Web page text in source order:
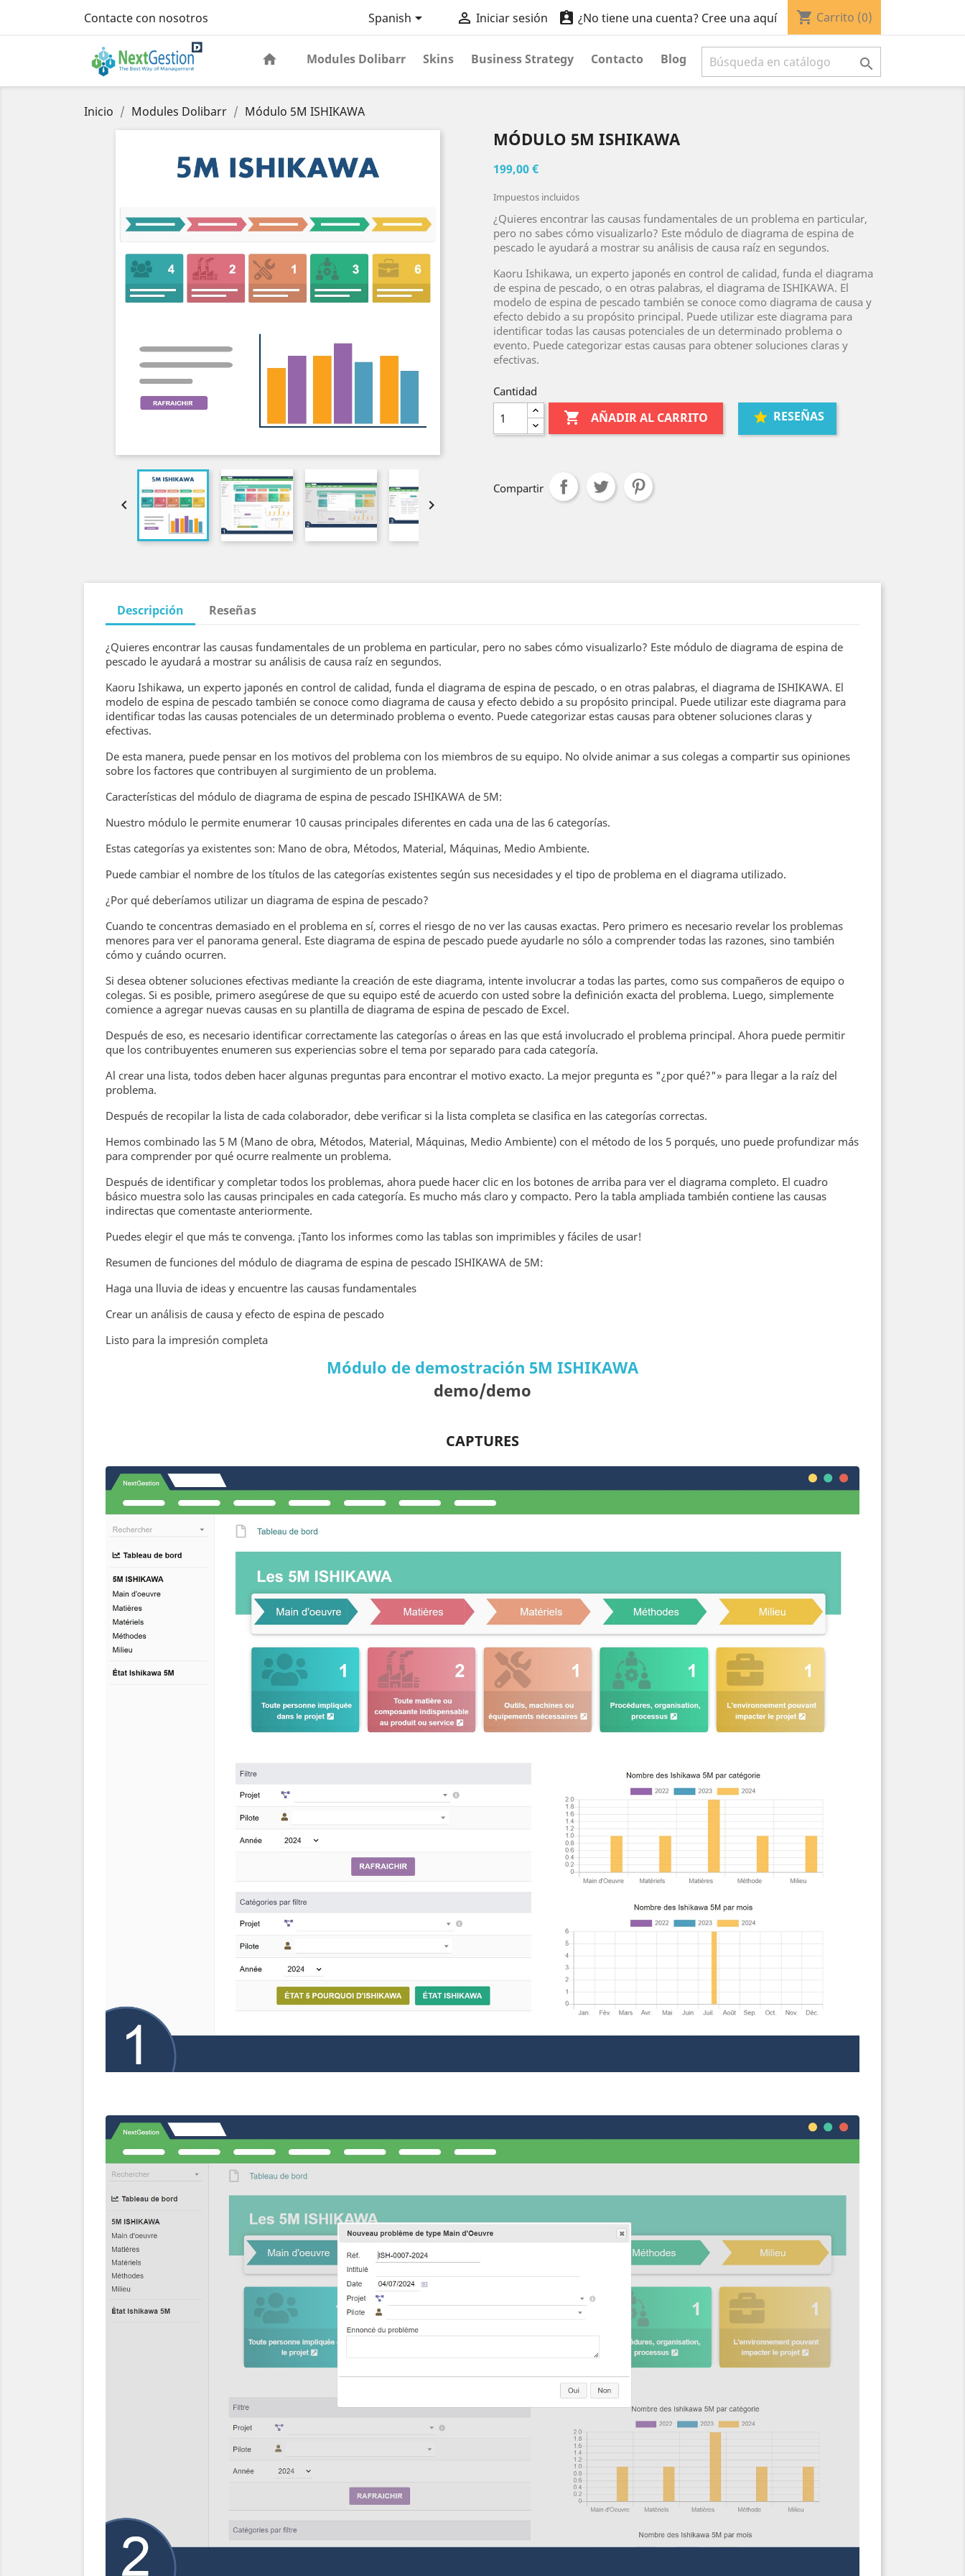
Contacte con nosotros Spanish  Iniciar sesión  ¿No tiene una cuenta? Cree una aquí shopping_cart Carrito (0)
Modules Dolibarr Skins Business Strategy Contacto Blog 
Inicio Modules Dolibarr Módulo 5M ISHIKAWA
 
MÓDULO 5M ISHIKAWA
199,00 €
Impuestos incluidos
¿Quieres encontrar las causas fundamentales de un problema en particular,
pero no sabes cómo visualizarlo? Este módulo de diagrama de espina de
pescado le ayudará a mostrar su análisis de causa raíz en segundos.
Kaoru Ishikawa, un experto japonés en control de calidad, funda el diagrama
de espina de pescado, o en otras palabras, el diagrama de ISHIKAWA. El
modelo de espina de pescado también se conoce como diagrama de causa y
efecto debido a su propósito principal. Puede utilizar este diagrama para
identificar todas las causas potenciales de un determinado problema o
evento. Puede categorizar estas causas para obtener soluciones claras y
efectivas.
Cantidad
 AÑADIR AL CARRITO RESEÑAS
Compartir
Descripción Reseñas
¿Quieres encontrar las causas fundamentales de un problema en particular, pero no sabes cómo visualizarlo? Este módulo de diagrama de espina de
pescado le ayudará a mostrar su análisis de causa raíz en segundos.
Kaoru Ishikawa, un experto japonés en control de calidad, funda el diagrama de espina de pescado, o en otras palabras, el diagrama de ISHIKAWA. El
modelo de espina de pescado también se conoce como diagrama de causa y efecto debido a su propósito principal. Puede utilizar este diagrama para
identificar todas las causas potenciales de un determinado problema o evento. Puede categorizar estas causas para obtener soluciones claras y
efectivas.
De esta manera, puede pensar en los motivos del problema con los miembros de su equipo. No olvide animar a sus colegas a compartir sus opiniones
sobre los factores que contribuyen al surgimiento de un problema.
Características del módulo de diagrama de espina de pescado ISHIKAWA de 5M:
Nuestro módulo le permite enumerar 10 causas principales diferentes en cada una de las 6 categorías.
Estas categorías ya existentes son: Mano de obra, Métodos, Material, Máquinas, Medio Ambiente.
Puede cambiar el nombre de los títulos de las categorías existentes según sus necesidades y el tipo de problema en el diagrama utilizado.
¿Por qué deberíamos utilizar un diagrama de espina de pescado?
Cuando te concentras demasiado en el problema en sí, corres el riesgo de no ver las causas exactas. Pero primero es necesario revelar los problemas
menores para ver el panorama general. Este diagrama de espina de pescado puede ayudarle no sólo a comprender todas las razones, sino también
cómo y cuándo ocurren.
Si desea obtener soluciones efectivas mediante la creación de este diagrama, intente involucrar a todas las partes, como sus compañeros de equipo o
colegas. Si es posible, primero asegúrese de que su equipo esté de acuerdo con usted sobre la definición exacta del problema. Luego, simplemente
comience a agregar nuevas causas en su plantilla de diagrama de espina de pescado de Excel.
Después de eso, es necesario identificar correctamente las categorías o áreas en las que está involucrado el problema principal. Ahora puede permitir
que los contribuyentes enumeren sus experiencias sobre el tema por separado para cada categoría.
Al crear una lista, todos deben hacer algunas preguntas para encontrar el motivo exacto. La mejor pregunta es "¿por qué?"» para llegar a la raíz del
problema.
Después de recopilar la lista de cada colaborador, debe verificar si la lista completa se clasifica en las categorías correctas.
Hemos combinado las 5 M (Mano de obra, Métodos, Material, Máquinas, Medio Ambiente) con el método de los 5 porqués, uno puede profundizar más
para comprender por qué ocurre realmente un problema.
Después de identificar y completar todos los problemas, ahora puede hacer clic en los botones de arriba para ver el diagrama completo. El cuadro
básico muestra solo las causas principales en cada categoría. Es mucho más claro y compacto. Pero la tabla ampliada también contiene las causas
indirectas que comentaste anteriormente.
Puedes elegir el que más te convenga. ¡Tanto los informes como las tablas son imprimibles y fáciles de usar!
Resumen de funciones del módulo de diagrama de espina de pescado ISHIKAWA de 5M:
Haga una lluvia de ideas y encuentre las causas fundamentales
Crear un análisis de causa y efecto de espina de pescado
Listo para la impresión completa
Módulo de demostración 5M ISHIKAWA
demo/demo
CAPTURES